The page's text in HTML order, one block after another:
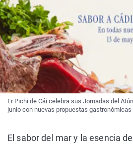
Er Pichi de Cái celebra sus Jornadas del
junio con nuevas propuestas gastronómicas
El sabor del mar y la esencia